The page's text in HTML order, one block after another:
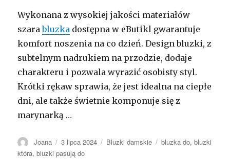
Wykonana z wysokiej jakości materiałów
szarabluzka dostępna w eButikl gwarantuje
komfort noszenia na co dzień. Design bluzki, z
subtelnym nadrukiem na przodzie, dodaje
charakteru i pozwala wyrazić osobisty styl.
Krótki rękaw sprawia, że jest idealna na ciepłe
dni, ale także świetnie komponuje się z
marynarką …
Autor
Joana Opublikowano
3 lipca 2024 Kategorie
Bluzki damskie Tagi
bluzka do,bluzki
która,bluzki pasują do